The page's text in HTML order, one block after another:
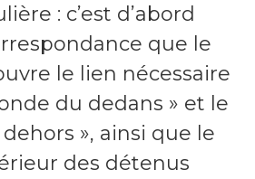
: c’est d’abord
que le
le lien nécessaire
du dedans » et le
», ainsi que le
des détenus